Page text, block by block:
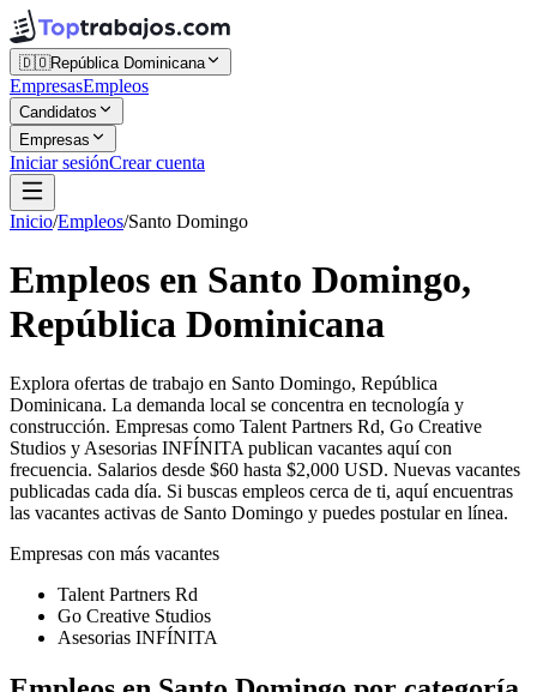
🇩🇴República Dominicana
EmpresasEmpleos
Candidatos
Empresas
Iniciar sesiónCrear cuenta
Inicio/Empleos/Santo Domingo
Empleos en Santo Domingo,
República Dominicana
Explora ofertas de trabajo en Santo Domingo, República
Dominicana. La demanda local se concentra en tecnología y
construcción. Empresas como Talent Partners Rd, Go Creative
Studios y Asesorias INFÍNITA publican vacantes aquí con
frecuencia. Salarios desde $60 hasta $2,000 USD. Nuevas vacantes
publicadas cada día. Si buscas empleos cerca de ti, aquí encuentras
las vacantes activas de Santo Domingo y puedes postular en línea.
Empresas con más vacantes
Talent Partners Rd
Go Creative Studios
Asesorias INFÍNITA